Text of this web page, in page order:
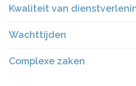
Kwaliteit van
Wachttijden
Complexe zaken